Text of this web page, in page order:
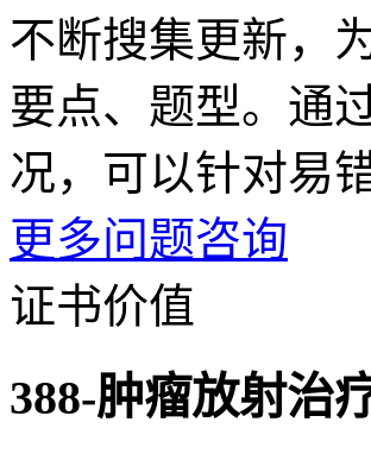
不断搜集更新，
要点、题型。通
况，可以针对易
更多问题咨询
证书价值
388-肿瘤放射治